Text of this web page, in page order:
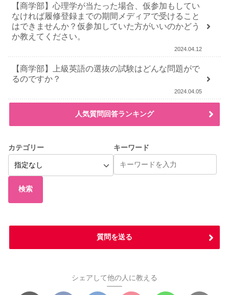
【商学部】心理学が当たった場合、仮参加もしてい
なければ履修登録までの期間メディアで受けること
はできませんか？仮参加していた方がいいのかどう
か教えてください。
2024.04.12
【商学部】上級英語の選抜の試験はどんな問題がで
るのですか？
2024.04.05
人気質問回答ランキング
カテゴリー キーワード
検索
質問を送る
シェアして他の人に教える